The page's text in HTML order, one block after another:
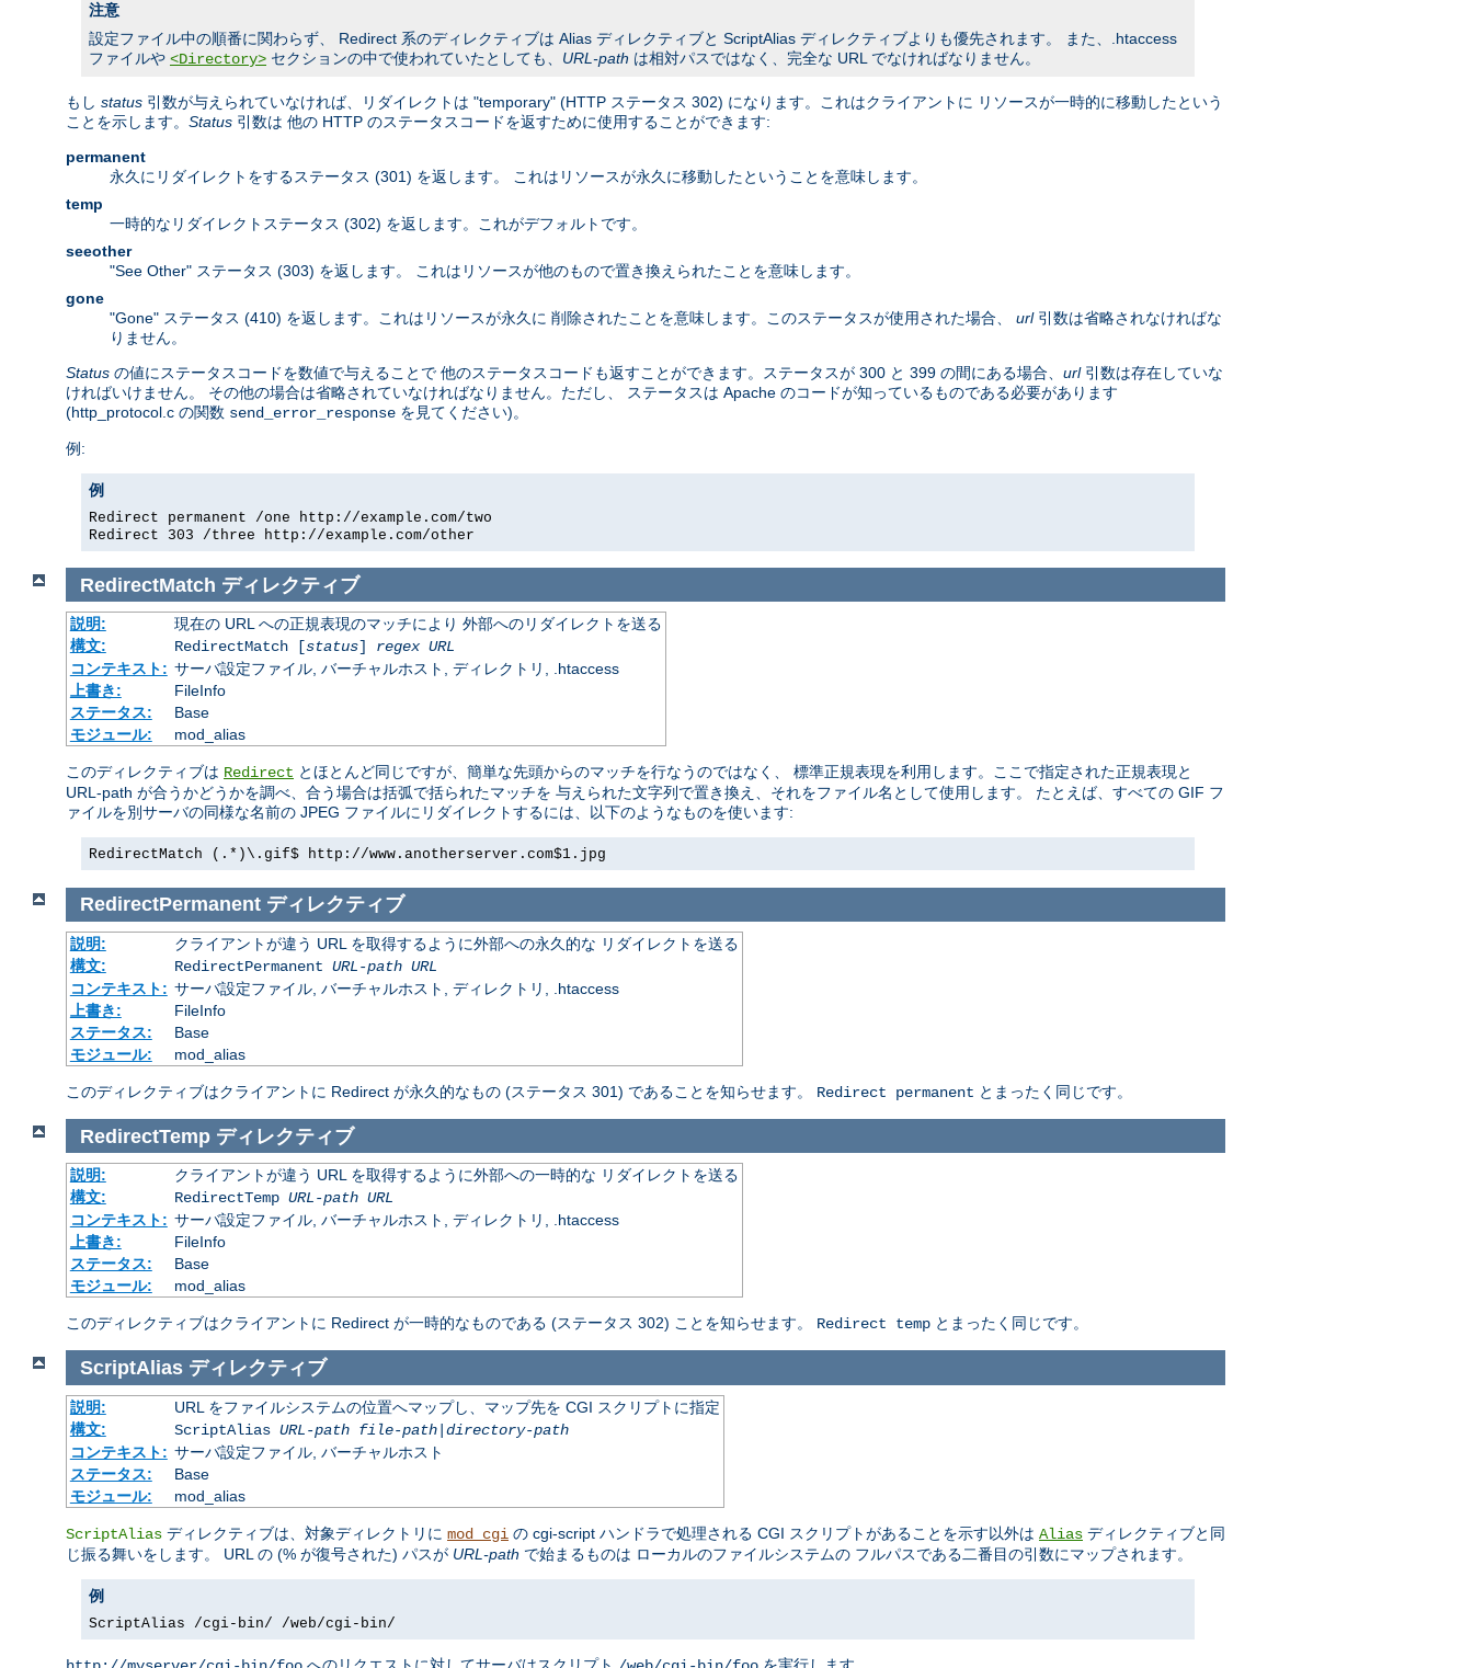
注意
設定ファイル中の順番に関わらず、 Redirect 系のディレクティブは Alias ディレクティブと ScriptAlias ディレクティブよりも優先されます。 また、.htaccess
ファイルや <Directory> セクションの中で使われていたとしても、 URL-path は相対パスではなく、完全な URL でなければなりません。
もし status 引数が与えられていなければ、リダイレクトは "temporary" (HTTP ステータス 302) になります。これはクライアントに リソースが一時的に移動したという
ことを示します。 Status 引数は 他の HTTP のステータスコードを返すために使用することができます:
permanent
永久にリダイレクトをするステータス (301) を返します。 これはリソースが永久に移動したということを意味します。
temp
一時的なリダイレクトステータス (302) を返します。これがデフォルトです。
seeother
"See Other" ステータス (303) を返します。 これはリソースが他のもので置き換えられたことを意味します。
gone
"Gone" ステータス (410) を返します。これはリソースが永久に 削除されたことを意味します。このステータスが使用された場合、 url引数は省略されなければな
りません。
Status の値にステータスコードを数値で与えることで 他のステータスコードも返すことができます。ステータスが 300 と 399 の間にある場合、 url引数は存在していな
ければいけません。 その他の場合は省略されていなければなりません。ただし、 ステータスは Apache のコードが知っているものである必要があります
(http_protocol.c の関数 send_error_response を見てください)。
例:
例
Redirect permanent /one http://example.com/two
Redirect 303 /three http://example.com/other
RedirectMatch ディレクティブ
説明:
現在の URL への正規表現のマッチにより 外部へのリダイレクトを送る
構文:
RedirectMatch [status] regex URL
コンテキスト: サーバ設定ファイル, バーチャルホスト, ディレクトリ, .htaccess
上書き:
FileInfo
ステータス:
Base
モジュール:
mod_alias
このディレクティブは Redirect とほとんど同じですが、簡単な先頭からのマッチを行なうのではなく、 標準正規表現を利用します。ここで指定された正規表現と
URL-path が合うかどうかを調べ、合う場合は括弧で括られたマッチを 与えられた文字列で置き換え、それをファイル名として使用します。 たとえば、すべての GIF フ
ァイルを別サーバの同様な名前の JPEG ファイルにリダイレクトするには、以下のようなものを使います:
RedirectMatch (.*)\.gif$ http://www.anotherserver.com$1.jpg
RedirectPermanent ディレクティブ
説明:
クライアントが違う URL を取得するように外部への永久的な リダイレクトを送る
構文:
RedirectPermanent URL-path URL
コンテキスト: サーバ設定ファイル, バーチャルホスト, ディレクトリ, .htaccess
上書き:
FileInfo
ステータス:
Base
モジュール:
mod_alias
このディレクティブはクライアントに Redirect が永久的なもの (ステータス 301) であることを知らせます。 Redirect permanent とまったく同じです。
RedirectTemp ディレクティブ
説明:
クライアントが違う URL を取得するように外部への一時的な リダイレクトを送る
構文:
RedirectTemp URL-path URL
コンテキスト: サーバ設定ファイル, バーチャルホスト, ディレクトリ, .htaccess
上書き:
FileInfo
ステータス:
Base
モジュール:
mod_alias
このディレクティブはクライアントに Redirect が一時的なものである (ステータス 302) ことを知らせます。 Redirect temp とまったく同じです。
ScriptAlias ディレクティブ
説明:
URL をファイルシステムの位置へマップし、マップ先を CGI スクリプトに指定
構文:
ScriptAlias URL-path file-path|directory-path
コンテキスト: サーバ設定ファイル, バーチャルホスト
ステータス:
Base
モジュール:
mod_alias
ScriptAlias ディレクティブは、対象ディレクトリに mod_cgi の cgi-script ハンドラで処理される CGI スクリプトがあることを示す以外は Alias ディレクティブと同
じ振る舞いをします。 URL の (% が復号された) パスが URL-path で始まるものは ローカルのファイルシステムの フルパスである二番目の引数にマップされます。
例
ScriptAlias /cgi-bin/ /web/cgi-bin/
へのリクエストに対してサーバはスクリプト を実行します。